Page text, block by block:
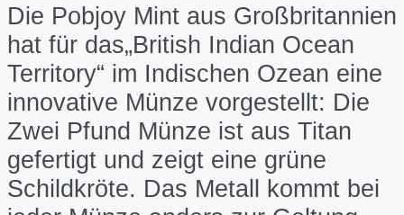
Die Pobjoy Mint aus Großbritannien
hat für das„British Indian Ocean
Territory“ im Indischen Ozean eine
innovative Münze vorgestellt: Die
Zwei Pfund Münze ist aus Titan
gefertigt und zeigt eine grüne
Schildkröte. Das Metall kommt bei